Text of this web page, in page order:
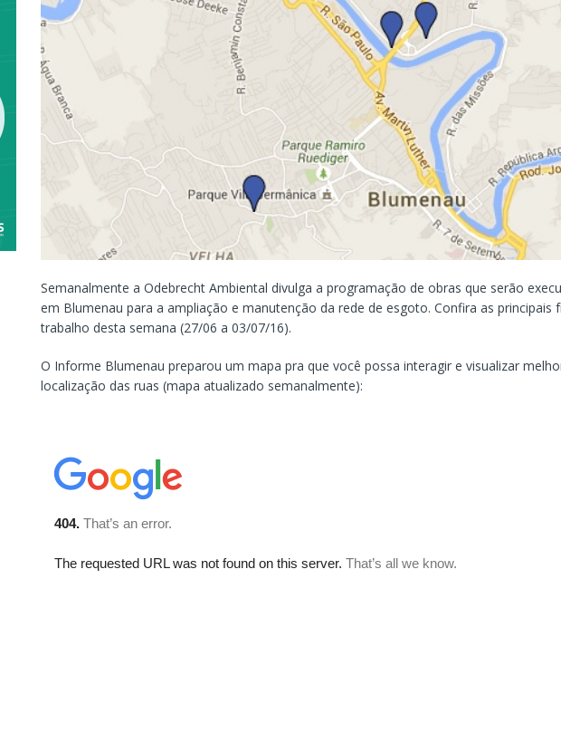
Semanalmente a Odebrecht Ambiental divulga a programação de obras que serão
em Blumenau para a ampliação e manutenção da rede de esgoto. Confira as principais
trabalho desta semana (27/06 a 03/07/16).
O Informe Blumenau preparou um mapa pra que você possa interagir e visualizar
localização das ruas (mapa atualizado semanalmente):